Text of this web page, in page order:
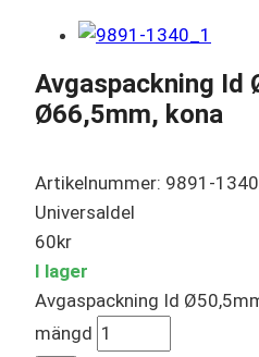
Avgaspackning Id
Ø66,5mm, kona
Artikelnummer: 9891-1340
Universaldel
60kr
I lager
Avgaspackning Id
mängd